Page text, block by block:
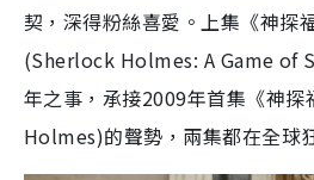
契，深得粉絲喜愛。上集《神探
(Sherlock Holmes: A Game of
年之事，承接2009年首集《神
Holmes)的聲勢，兩集都在全球